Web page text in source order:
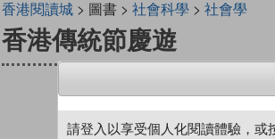
香港閱讀城> 圖書 > 社會科學 > 社會學
香港傳統節慶遊
請登入以享受個人化閱讀體驗，或